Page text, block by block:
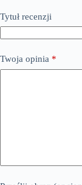
Tytuł recenzji
Twoja opinia *